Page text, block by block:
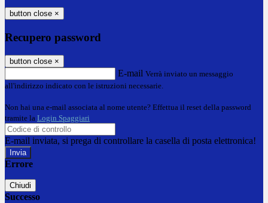
button close ×
Recupero password
button close ×
E-mail Verrà inviato un messaggio
all'indirizzo indicato con le istruzioni necessarie.
Non hai una e-mail associata al nome utente? Effettua il reset della password
tramite la Login Spaggiari
E-mail inviata, si prega di controllare la casella di posta elettronica!
Errore
Chiudi
Successo